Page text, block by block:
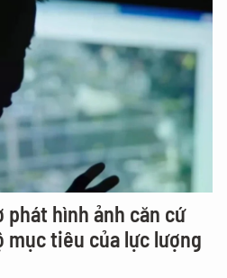
phát hình ảnh căn cứ
mục tiêu của lực lượng